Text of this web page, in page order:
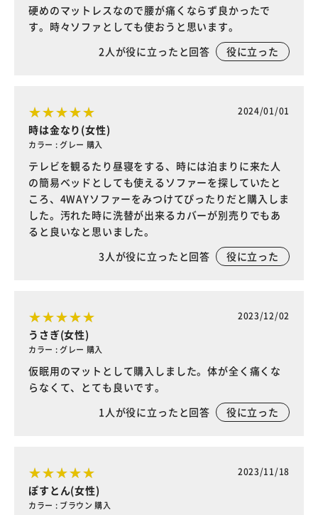
硬めのマットレスなので腰が痛くならず良かったで
す。時々ソファとしても使おうと思います。
2人が役に立ったと回答 役に立った
2024/01/01
時は金なり(女性)
カラー : グレー 購入
テレビを観るたり昼寝をする、時には泊まりに来た人
の簡易ベッドとしても使えるソファーを探していたと
ころ、4WAYソファーをみつけてぴったりだと購入しま
した。汚れた時に洗替が出来るカバーが別売りでもあ
ると良いなと思いました。
3人が役に立ったと回答 役に立った
2023/12/02
うさぎ(女性)
カラー : グレー 購入
仮眠用のマットとして購入しました。体が全く痛くな
らなくて、とても良いです。
1人が役に立ったと回答 役に立った
2023/11/18
ぽすとん(女性)
カラー : ブラウン 購入